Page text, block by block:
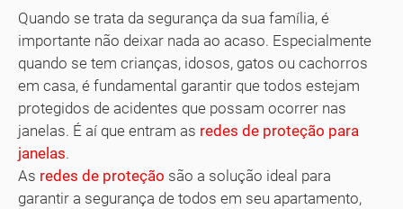
Quando se trata da segurança da sua família, é
importante não deixar nada ao acaso. Especialmente
quando se tem crianças, idosos, gatos ou cachorros
em casa, é fundamental garantir que todos estejam
protegidos de acidentes que possam ocorrer nas
janelas. É aí que entram as redes de proteção para
janelas.
As redes de proteção são a solução ideal para
garantir a segurança de todos em seu apartamento,